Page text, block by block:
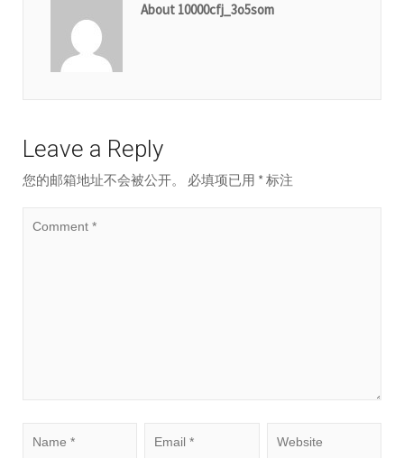
About 10000cfj_3o5som
Leave a Reply
您的邮箱地址不会被公开。 必填项已用 *标注